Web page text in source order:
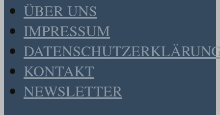
ÜBER UNS
IMPRESSUM
KONTAKT
NEWSLETTER